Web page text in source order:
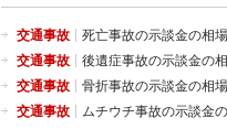
交通事故
死亡事故の示談金の相
交通事故
後遺症事故の示談金の
交通事故
骨折事故の示談金の相
交通事故
ムチウチ事故の示談金